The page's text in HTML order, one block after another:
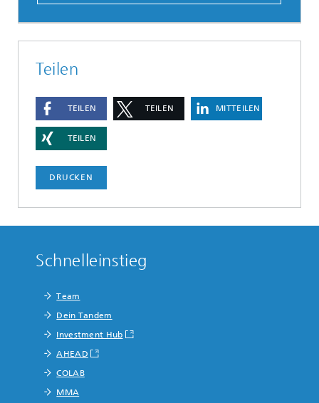
Teilen
TEILEN TEILEN MITTEILEN
TEILEN
DRUCKEN
Schnelleinstieg
Team
Dein Tandem
Investment Hub
AHEAD
COLAB
MMA